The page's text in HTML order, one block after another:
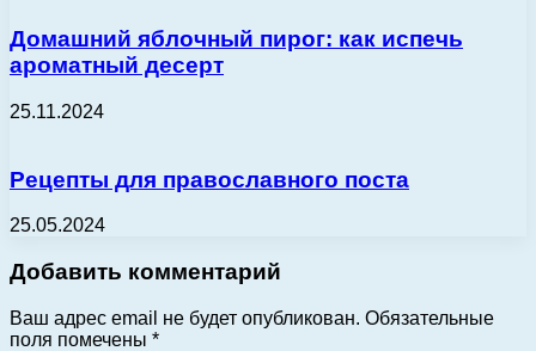
Домашний яблочный пирог: как испечь
ароматный десерт
25.11.2024
Рецепты для православного поста
25.05.2024
Добавить комментарий
Ваш адрес email не будет опубликован. Обязательные
поля помечены *